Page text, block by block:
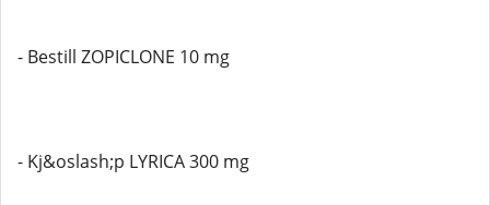
- Bestill ZOPICLONE 10 mg
- Kj&oslash;p LYRICA 300 mg